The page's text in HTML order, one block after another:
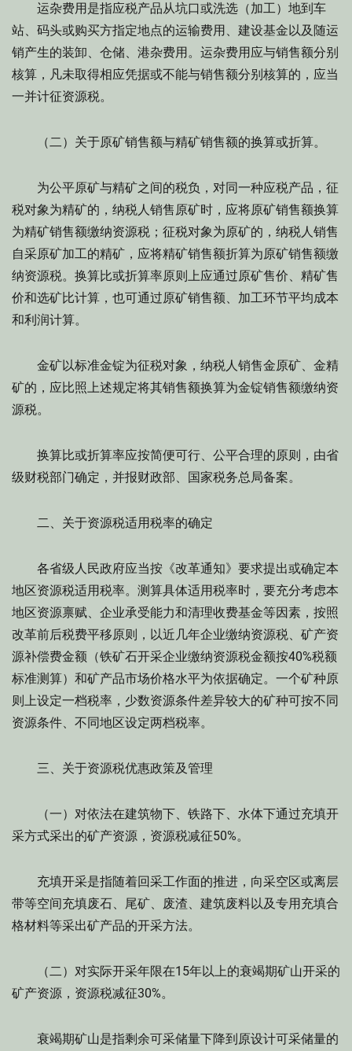
运杂费用是指应税产品从坑口或洗选（加工）地到车
站、码头或购买方指定地点的运输费用、建设基金以及随运
销产生的装卸、仓储、港杂费用。运杂费用应与销售额分别
核算，凡未取得相应凭据或不能与销售额分别核算的，应当
一并计征资源税。
（二）关于原矿销售额与精矿销售额的换算或折算。
为公平原矿与精矿之间的税负，对同一种应税产品，征
税对象为精矿的，纳税人销售原矿时，应将原矿销售额换算
为精矿销售额缴纳资源税；征税对象为原矿的，纳税人销售
自采原矿加工的精矿，应将精矿销售额折算为原矿销售额缴
纳资源税。换算比或折算率原则上应通过原矿售价、精矿售
价和选矿比计算，也可通过原矿销售额、加工环节平均成本
和利润计算。
金矿以标准金锭为征税对象，纳税人销售金原矿、金精
矿的，应比照上述规定将其销售额换算为金锭销售额缴纳资
源税。
换算比或折算率应按简便可行、公平合理的原则，由省
级财税部门确定，并报财政部、国家税务总局备案。
二、关于资源税适用税率的确定
各省级人民政府应当按《改革通知》要求提出或确定本
地区资源税适用税率。测算具体适用税率时，要充分考虑本
地区资源禀赋、企业承受能力和清理收费基金等因素，按照
改革前后税费平移原则，以近几年企业缴纳资源税、矿产资
源补偿费金额（铁矿石开采企业缴纳资源税金额按40%税额
标准测算）和矿产品市场价格水平为依据确定。一个矿种原
则上设定一档税率，少数资源条件差异较大的矿种可按不同
资源条件、不同地区设定两档税率。
三、关于资源税优惠政策及管理
（一）对依法在建筑物下、铁路下、水体下通过充填开
采方式采出的矿产资源，资源税减征50%。
充填开采是指随着回采工作面的推进，向采空区或离层
带等空间充填废石、尾矿、废渣、建筑废料以及专用充填合
格材料等采出矿产品的开采方法。
（二）对实际开采年限在15年以上的衰竭期矿山开采的
矿产资源，资源税减征30%。
衰竭期矿山是指剩余可采储量下降到原设计可采储量的